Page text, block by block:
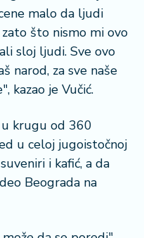
malo da ljudi
što nismo mi ovo
sloj ljudi. Sve ovo
narod, za sve naše
kazao je Vučić.
u krugu od 360
u celoj jugoistočnoj
i kafić, a da
Beograda na